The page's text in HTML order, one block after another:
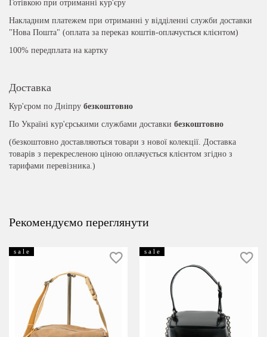
Готівкою при отриманні кур'єру
Накладним платежем при отриманні у відділенні служби доставки
"Нова Пошта" (оплата за переказ коштів-оплачується клієнтом)
100% передплата на картку
Доставка
Кур'єром по Дніпру безкоштовно
По Україні кур'єрськими службами доставки безкоштовно
(безкоштовно доставляються товари з нової колекції. Доставка
товарів з перекресленою ціною оплачується клієнтом згідно з
тарифами перевізника.)
Рекомендуємо переглянути
s a l e s a l e